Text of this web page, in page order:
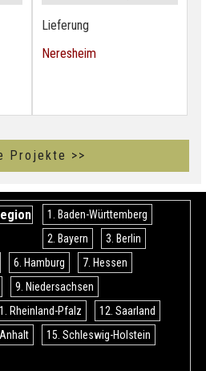
Lieferung
Neresheim
Projekte >>
1. Baden-Württemberg
2. Bayern
3. Berlin
6. Hamburg
7. Hessen
9. Niedersachsen
Rheinland-Pfalz
12. Saarland
15. Schleswig-Holstein